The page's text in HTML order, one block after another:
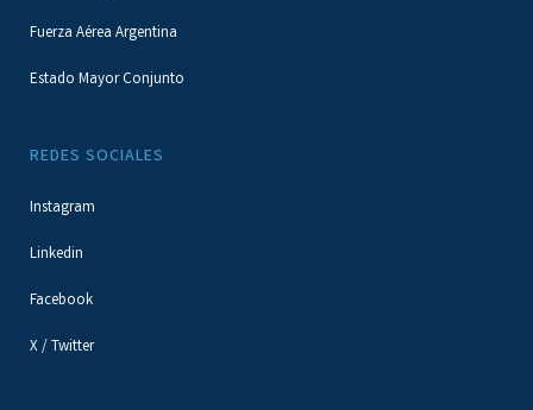
Fuerza Aérea Argentina
Estado Mayor Conjunto
REDES SOCIALES
Instagram
Linkedin
Facebook
X / Twitter